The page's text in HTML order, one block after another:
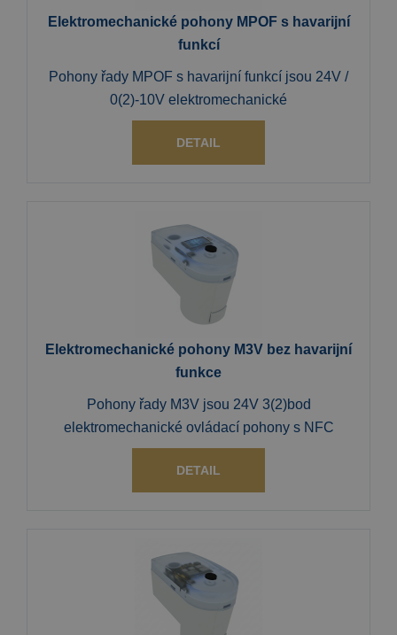
Elektromechanické pohony MPOF s havarijní
funkcí
Pohony řady MPOF s havarijní funkcí jsou 24V /
0(2)-10V elektromechanické
DETAIL
Elektromechanické pohony M3V bez havarijní
funkce
Pohony řady M3V jsou 24V 3(2)bod
elektromechanické ovládací pohony s NFC
DETAIL